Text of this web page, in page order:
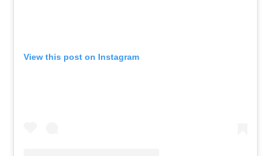
View this post on Instagram